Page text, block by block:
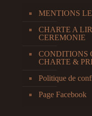
MENTIONS
CHARTE A
CEREMONIE
CONDITIONS
CHARTE &
Politique de
Page Facebook